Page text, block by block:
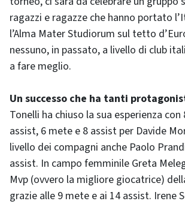
ragazzi e ragazze che hanno portato
l’Alma Mater Studiorum sul tetto
nessuno, in passato, a livello di club
a fare meglio.
Un successo che ha tanti
Tonelli ha chiuso la sua esperienza con
assist, 6 mete e 8 assist per Davide
livello dei compagni anche Paolo
assist. In campo femminile Greta
Mvp (ovvero la migliore giocatrice)
grazie alle 9 mete e ai 14 assist. Irene